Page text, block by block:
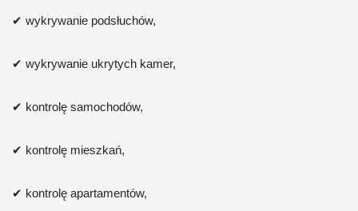
✔ wykrywanie podsłuchów,
✔ wykrywanie ukrytych kamer,
✔ kontrolę samochodów,
✔ kontrolę mieszkań,
✔ kontrolę apartamentów,